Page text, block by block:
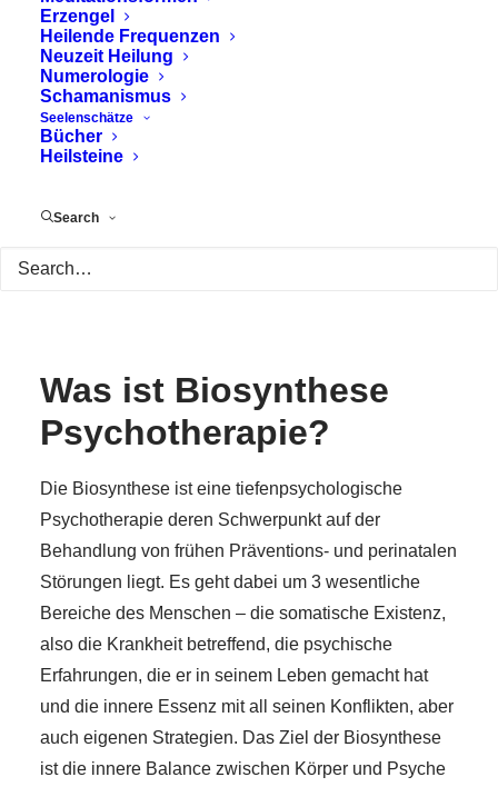
Erzengel
Heilende Frequenzen
Neuzeit Heilung
Numerologie
Schamanismus
Seelenschätze
Bücher
Heilsteine
Search
Was ist Biosynthese
Psychotherapie?
Die Biosynthese ist eine tiefenpsychologische
Psychotherapie deren Schwerpunkt auf der
Behandlung von frühen Präventions- und perinatalen
Störungen liegt. Es geht dabei um 3 wesentliche
Bereiche des Menschen – die somatische Existenz,
also die Krankheit betreffend, die psychische
Erfahrungen, die er in seinem Leben gemacht hat
und die innere Essenz mit all seinen Konflikten, aber
auch eigenen Strategien. Das Ziel der Biosynthese
ist die innere Balance zwischen Körper und Psyche